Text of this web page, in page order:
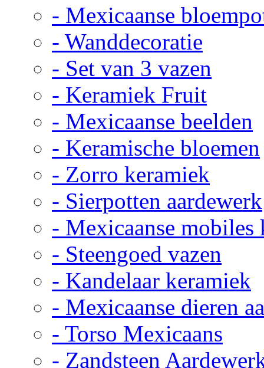
- Mexicaanse
- Wanddecoratie
- Set van 3 vazen
- Keramiek Fruit
- Mexicaanse beelden
- Keramische bloemen
- Zorro keramiek
- Sierpotten aardewerk
- Mexicaanse mobiles
- Steengoed vazen
- Kandelaar keramiek
- Mexicaanse dieren
- Torso Mexicaans
- Zandsteen